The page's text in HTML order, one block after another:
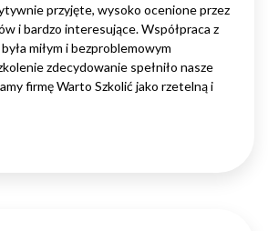
przyjęte, wysoko ocenione przez
i bardzo interesujące. Współpraca z
miłym i bezproblemowym
zdecydowanie spełniło nasze
firmę Warto Szkolić jako rzetelną i